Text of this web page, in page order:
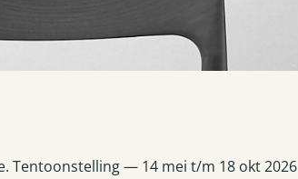
MID-CENTURY MODERNIST Het Stedelijk presenteert het eerste grote museale overzicht van Kho Liang Ie. Tentoonstelling — 14 mei t/m 18 okt 2026